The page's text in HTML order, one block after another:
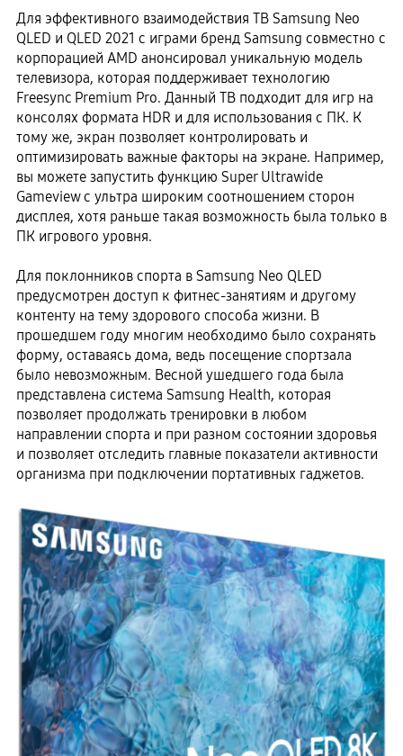
Для эффективного взаимодействия ТВ Samsung Neo
QLED и QLED 2021 с играми бренд Samsung совместно с
корпорацией AMD анонсировал уникальную модель
телевизора, которая поддерживает технологию
Freesync Premium Pro. Данный ТВ подходит для игр на
консолях формата HDR и для использования с ПК. К
тому же, экран позволяет контролировать и
оптимизировать важные факторы на экране. Например,
вы можете запустить функцию Super Ultrawide
Gameview с ультра широким соотношением сторон
дисплея, хотя раньше такая возможность была только в
ПК игрового уровня.
Для поклонников спорта в Samsung Neo QLED
предусмотрен доступ к фитнес-занятиям и другому
контенту на тему здорового способа жизни. В
прошедшем году многим необходимо было сохранять
форму, оставаясь дома, ведь посещение спортзала
было невозможным. Весной ушедшего года была
представлена система Samsung Health, которая
позволяет продолжать тренировки в любом
направлении спорта и при разном состоянии здоровья
и позволяет отследить главные показатели активности
организма при подключении портативных гаджетов.